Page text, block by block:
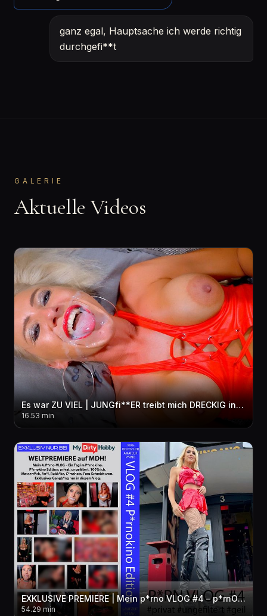
ganz egal, Hauptsache ich werde richtig
durchgefi**t
GALERIE
Aktuelle Videos
Es war ZU VIEL | JUNGfi**ER treibt mich DRECKIG in den per***sen WAHNSINN! 3LOCH + FACIAL + pi**E
16.53 min
EXKLUSIVE PREMIERE | Mein p*rno VLOG #4 – p*rnOKINO Edition! privat-ungefiltert-geil! Exklusiver GB
54.29 min